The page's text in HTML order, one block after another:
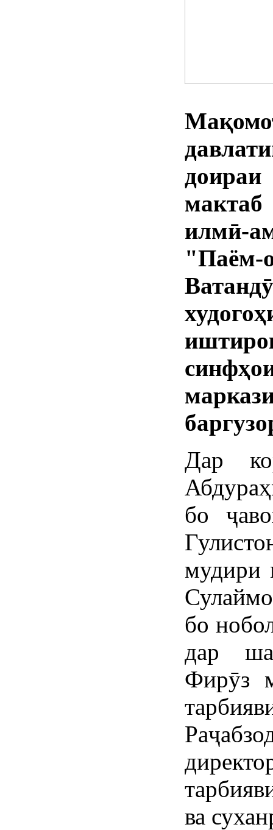
илмӣ-
"Паём-
Дар
бо
мудири
бо
дар
Фирӯз
ва